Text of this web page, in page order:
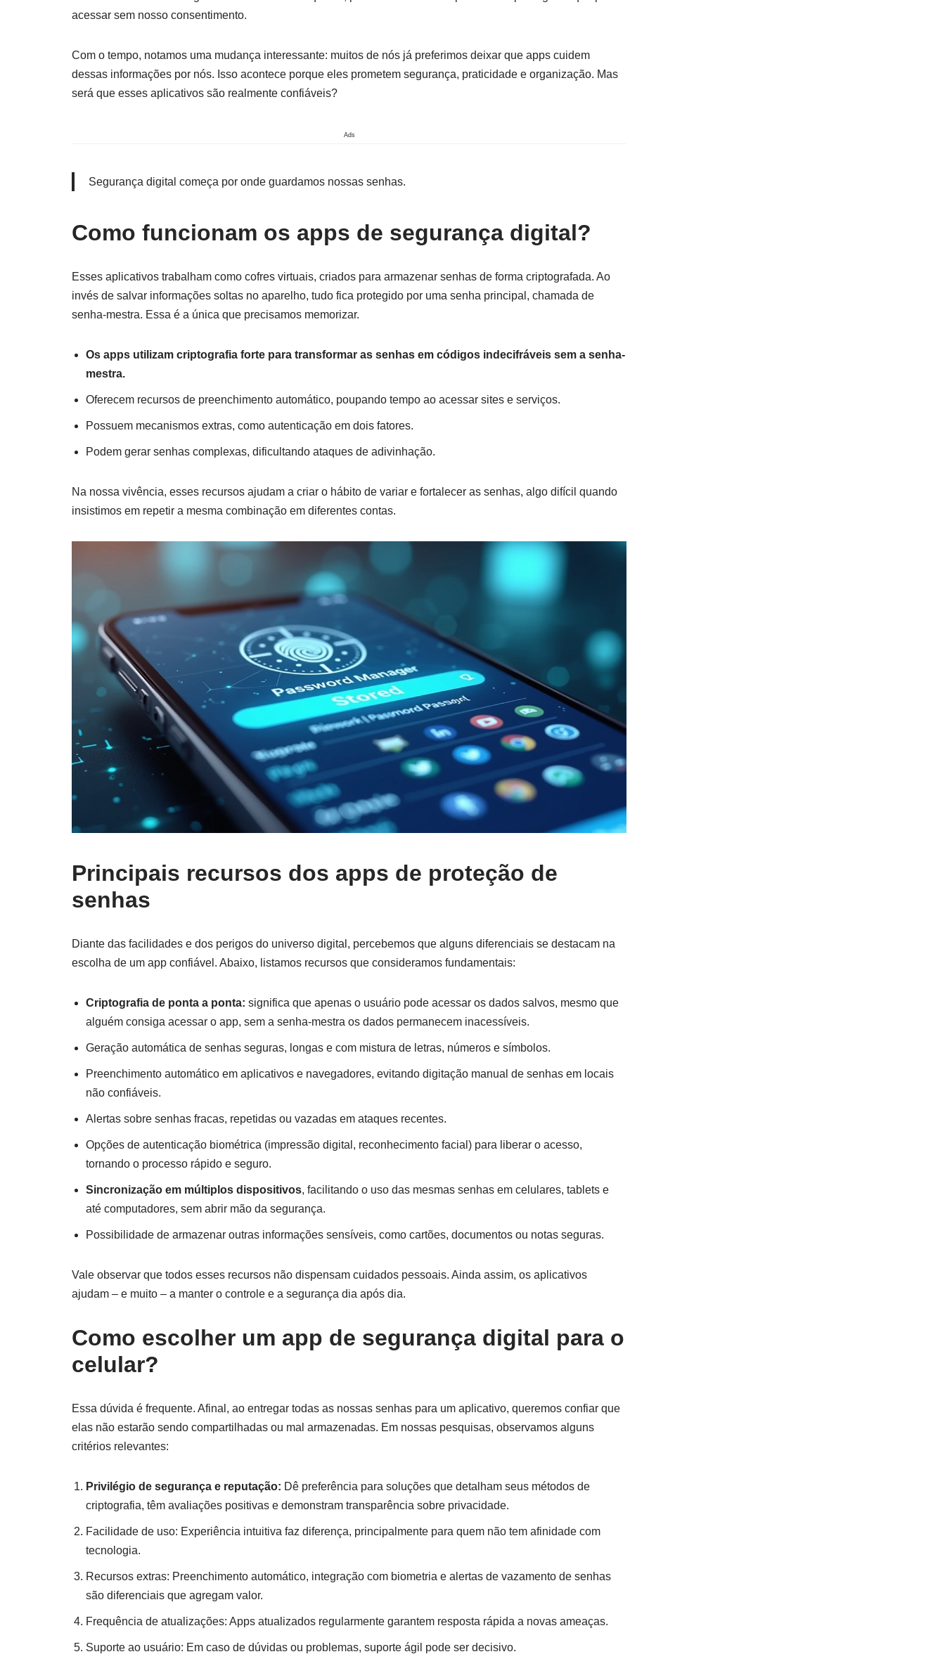
acessar sem nosso consentimento.
Com o tempo, notamos uma mudança interessante: muitos de nós já preferimos deixar que apps cuidem
dessas informações por nós. Isso acontece porque eles prometem segurança, praticidade e organização. Mas
será que esses aplicativos são realmente confiáveis?
Ads
Segurança digital começa por onde guardamos nossas senhas.
Como funcionam os apps de segurança digital?
Esses aplicativos trabalham como cofres virtuais, criados para armazenar senhas de forma criptografada. Ao
invés de salvar informações soltas no aparelho, tudo fica protegido por uma senha principal, chamada de
senha-mestra. Essa é a única que precisamos memorizar.
Os apps utilizam criptografia forte para transformar as senhas em códigos indecifráveis sem a senha-
mestra.
Oferecem recursos de preenchimento automático, poupando tempo ao acessar sites e serviços.
Possuem mecanismos extras, como autenticação em dois fatores.
Podem gerar senhas complexas, dificultando ataques de adivinhação.
Na nossa vivência, esses recursos ajudam a criar o hábito de variar e fortalecer as senhas, algo difícil quando
insistimos em repetir a mesma combinação em diferentes contas.
Principais recursos dos apps de proteção de
senhas
Diante das facilidades e dos perigos do universo digital, percebemos que alguns diferenciais se destacam na
escolha de um app confiável. Abaixo, listamos recursos que consideramos fundamentais:
Criptografia de ponta a ponta: significa que apenas o usuário pode acessar os dados salvos, mesmo que
alguém consiga acessar o app, sem a senha-mestra os dados permanecem inacessíveis.
Geração automática de senhas seguras, longas e com mistura de letras, números e símbolos.
Preenchimento automático em aplicativos e navegadores, evitando digitação manual de senhas em locais
não confiáveis.
Alertas sobre senhas fracas, repetidas ou vazadas em ataques recentes.
Opções de autenticação biométrica (impressão digital, reconhecimento facial) para liberar o acesso,
tornando o processo rápido e seguro.
Sincronização em múltiplos dispositivos, facilitando o uso das mesmas senhas em celulares, tablets e
até computadores, sem abrir mão da segurança.
Possibilidade de armazenar outras informações sensíveis, como cartões, documentos ou notas seguras.
Vale observar que todos esses recursos não dispensam cuidados pessoais. Ainda assim, os aplicativos
ajudam – e muito – a manter o controle e a segurança dia após dia.
Como escolher um app de segurança digital para o
celular?
Essa dúvida é frequente. Afinal, ao entregar todas as nossas senhas para um aplicativo, queremos confiar que
elas não estarão sendo compartilhadas ou mal armazenadas. Em nossas pesquisas, observamos alguns
critérios relevantes:
Privilégio de segurança e reputação: Dê preferência para soluções que detalham seus métodos de
criptografia, têm avaliações positivas e demonstram transparência sobre privacidade.
Facilidade de uso: Experiência intuitiva faz diferença, principalmente para quem não tem afinidade com
tecnologia.
Recursos extras: Preenchimento automático, integração com biometria e alertas de vazamento de senhas
são diferenciais que agregam valor.
Frequência de atualizações: Apps atualizados regularmente garantem resposta rápida a novas ameaças.
Suporte ao usuário: Em caso de dúvidas ou problemas, suporte ágil pode ser decisivo.